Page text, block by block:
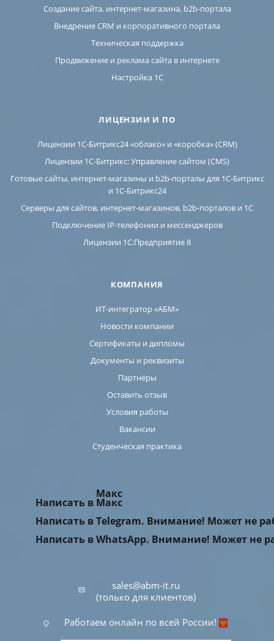
Создание сайта, интернет-магазина, b2b-портала
Внедрение CRM и корпоративного портала
Техническая поддержка
Продвижение и реклама сайта в интернете
Настройка 1С
ЛИЦЕНЗИИ И ПО
Лицензии 1С-Битрикс24 «облако» и «коробка» (CRM)
Лицензии 1С-Битрикс: Управление сайтом (CMS)
Готовые сайты, интернет-магазины и b2b-порталы для 1С-Битрикс
и 1С-Битрикс24
Серверы для сайтов, интернет-магазинов, b2b-порталов и 1С
Подключение IP-телефонии и мессенджеров
Лицензии 1C:Предприятие 8
КОМПАНИЯ
ИТ-интегратор «АБМ»
Новости компании
Сертификаты и дипломы
Документы и реквизиты
Партнёры
Оставить отзыв
Условия работы
Вакансии
Студенческая практика
Макс
Написать в Макс
Написать в Telegram. Внимание! Может не
Написать в WhatsApp. Внимание! Может не
sales@abm-it.ru
(только для клиентов)
Работаем онлайн по всей России!